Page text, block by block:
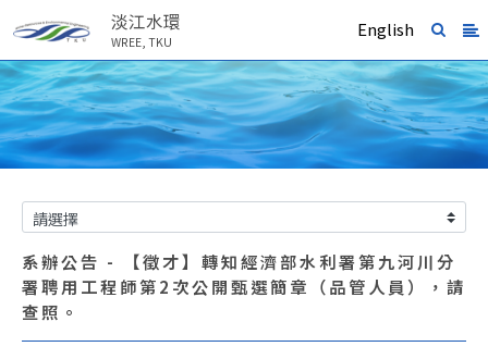
淡江水環
WREE, TKU
English
系辦公告 - 【徵才】轉知經濟部水利署第九河川分
署聘用工程師第2次公開甄選簡章（品管人員），請
查照。